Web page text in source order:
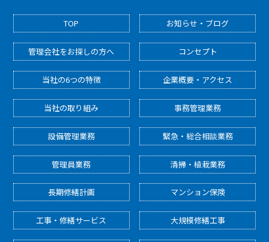
TOP お知らせ・ブログ
管理会社をお探しの方へ コンセプト
当社の6つの特徴 企業概要・アクセス
当社の取り組み 事務管理業務
設備管理業務 緊急・総合相談業務
管理員業務 清掃・植栽業務
長期修繕計画 マンション保険
工事・修繕サービス 大規模修繕工事